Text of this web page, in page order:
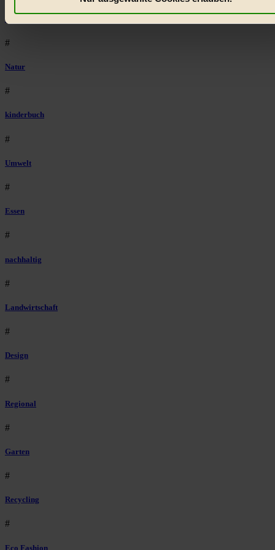
externen Plattformen anzuzeigen, oder auch, um Werbung
Lebensmittel
#
Natur
#
kinderbuch
#
Umwelt
#
Essen
#
nachhaltig
#
Landwirtschaft
#
Design
#
Regional
#
Garten
#
Recycling
#
Eco Fashion